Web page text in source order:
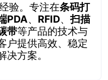
验。专注在条码打
PDA、 RFID、扫描
带等产品的技术与
户提供高效、稳定
方案。